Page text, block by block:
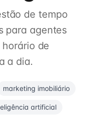
de tempo
para agentes
de
a dia.
marketing imobiliário
artificial